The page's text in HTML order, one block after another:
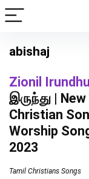
abishaj
Zionil Irundhu
இருந்து | New
Christian
Worship
2023
Tamil Christians Songs